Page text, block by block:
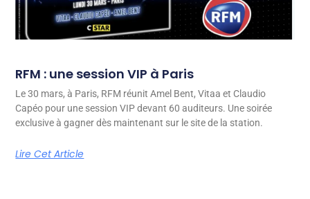
RFM : une session VIP à Paris
Le 30 mars, à Paris, RFM réunit Amel Bent, Vitaa et Claudio
Capéo pour une session VIP devant 60 auditeurs. Une soirée
exclusive à gagner dès maintenant sur le site de la station.
Lire Cet Article